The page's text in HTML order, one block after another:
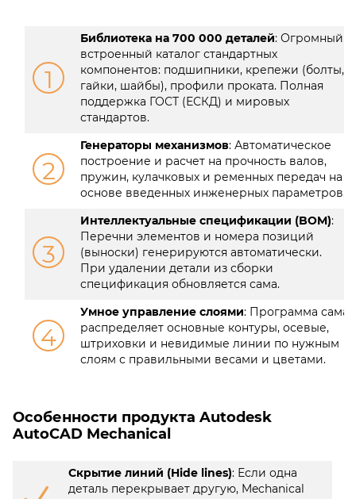
1
Библиотека на 700 000 деталей: Огромный
встроенный каталог стандартных
компонентов: подшипники, крепежи (болты,
гайки, шайбы), профили проката. Полная
поддержка ГОСТ (ЕСКД) и мировых
стандартов.
2
Генераторы механизмов: Автоматическое
построение и расчет на прочность валов,
пружин, кулачковых и ременных передач на
основе введенных инженерных параметров.
3
Интеллектуальные спецификации (BOM):
Перечни элементов и номера позиций
(выноски) генерируются автоматически.
При удалении детали из сборки
спецификация обновляется сама.
4
Умное управление слоями: Программа сама
распределяет основные контуры, осевые,
штриховки и невидимые линии по нужным
слоям с правильными весами и цветами.
Особенности продукта Autodesk
AutoCAD Mechanical
Скрытие линий (Hide lines): Если одна
деталь перекрывает другую, Mechanical